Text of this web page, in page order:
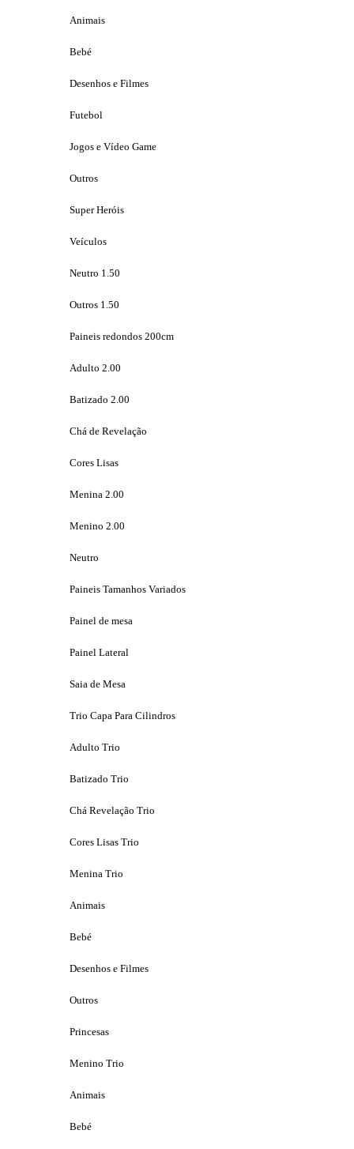
Animais
Bebé
Desenhos e Filmes
Futebol
Jogos e Vídeo Game
Outros
Super Heróis
Veículos
Neutro 1.50
Outros 1.50
Paineis redondos 200cm
Adulto 2.00
Batizado 2.00
Chá de Revelação
Cores Lisas
Menina 2.00
Menino 2.00
Neutro
Paineis Tamanhos Variados
Painel de mesa
Painel Lateral
Saia de Mesa
Trio Capa Para Cilindros
Adulto Trio
Batizado Trio
Chá Revelação Trio
Cores Lisas Trio
Menina Trio
Animais
Bebé
Desenhos e Filmes
Outros
Princesas
Menino Trio
Animais
Bebé